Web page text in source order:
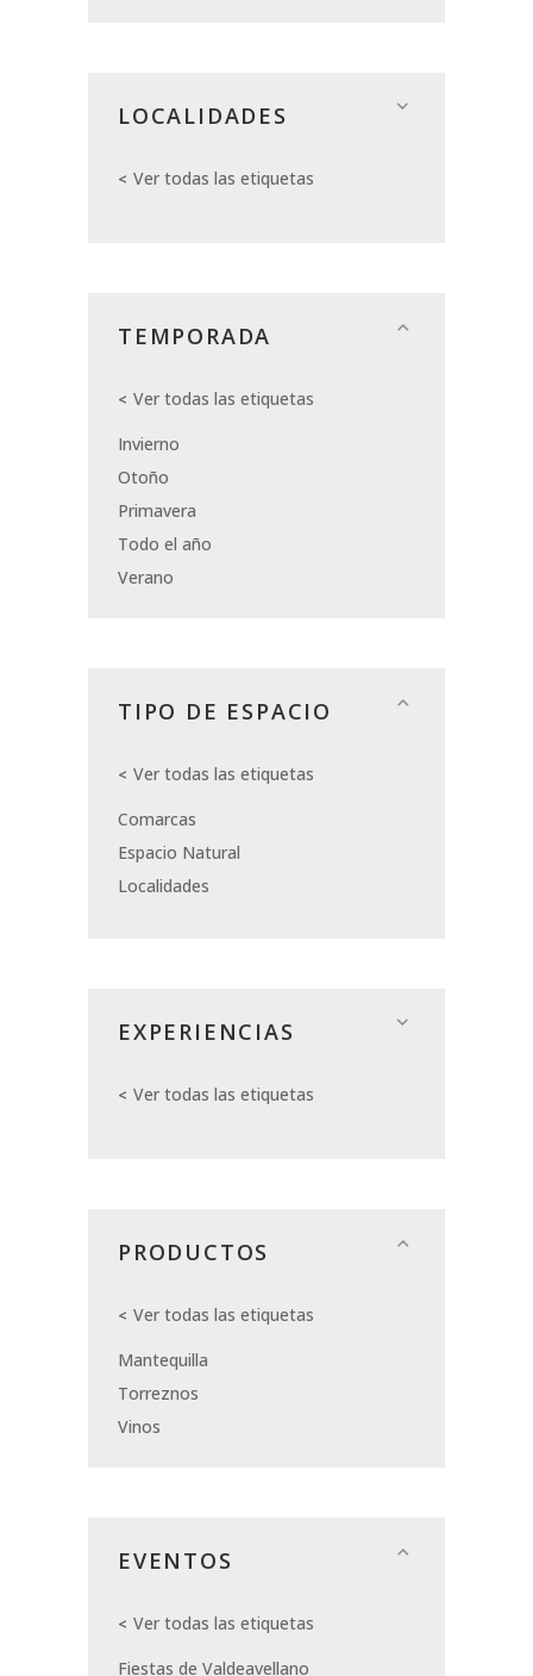
LOCALIDADES
Ver todas las etiquetas
TEMPORADA
Ver todas las etiquetas
Invierno
Otoño
Primavera
Todo el año
Verano
TIPO DE ESPACIO
Ver todas las etiquetas
Comarcas
Espacio Natural
Localidades
EXPERIENCIAS
Ver todas las etiquetas
PRODUCTOS
Ver todas las etiquetas
Mantequilla
Torreznos
Vinos
EVENTOS
Ver todas las etiquetas
Fiestas de Valdeavellano